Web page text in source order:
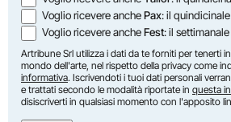
Voglio ricevere anchePax: il
Voglio ricevere ancheFest: il
Artribune Srl utilizza i dati da te forniti per tenerti
mondo dell'arte, nel rispetto della privacy come
informativa. Iscrivendoti i tuoi dati personali
e trattati secondo le modalità riportate in questa
disiscriverti in qualsiasi momento con l'apposito